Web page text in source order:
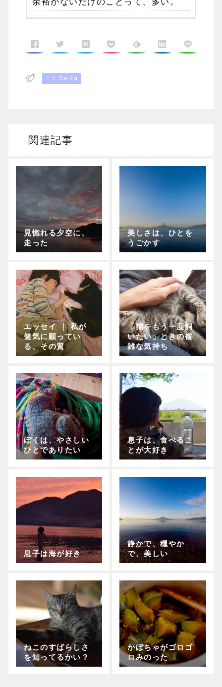
：）Seita
関連記事
見惚れる夕空に、
走った
美しさは、ひとを
うごかす
エッセイ ｜ 私が
健気に願ってい
る、その質
「猫をもう一度飼
いたい」ときの複
雑な気持ち
ぼくは、やさしい
ひとでありたい
息子は、食べるこ
とが大好き
息子は海が好き
静かで、穏やか
で、美しい
ねこのすばらしさ
を知ってるかい？
かぼちゃがゴロゴ
ロみのった